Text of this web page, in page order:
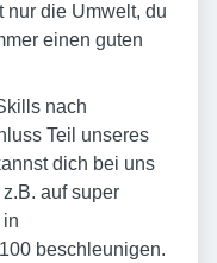
nur die Umwelt, du
einen guten
nach
Teil unseres
dich bei uns
auf super
beschleunigen.